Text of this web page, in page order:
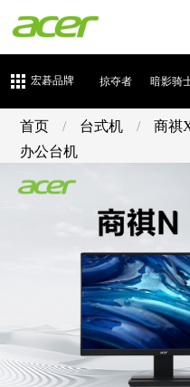
宏碁品牌 掠夺者 暗影骑
首页 / 台式机 /
商祺
办公台机